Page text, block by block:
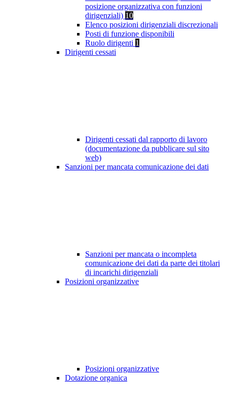
posizione organizzativa con funzioni
dirigenziali) 10
Elenco posizioni dirigenziali discrezionali
Posti di funzione disponibili
Ruolo dirigenti 1
Dirigenti cessati
Dirigenti cessati dal rapporto di lavoro
(documentazione da pubblicare sul sito
web)
Sanzioni per mancata comunicazione dei dati
Sanzioni per mancata o incompleta
comunicazione dei dati da parte dei titolari
di incarichi dirigenziali
Posizioni organizzative
Posizioni organizzative
Dotazione organica